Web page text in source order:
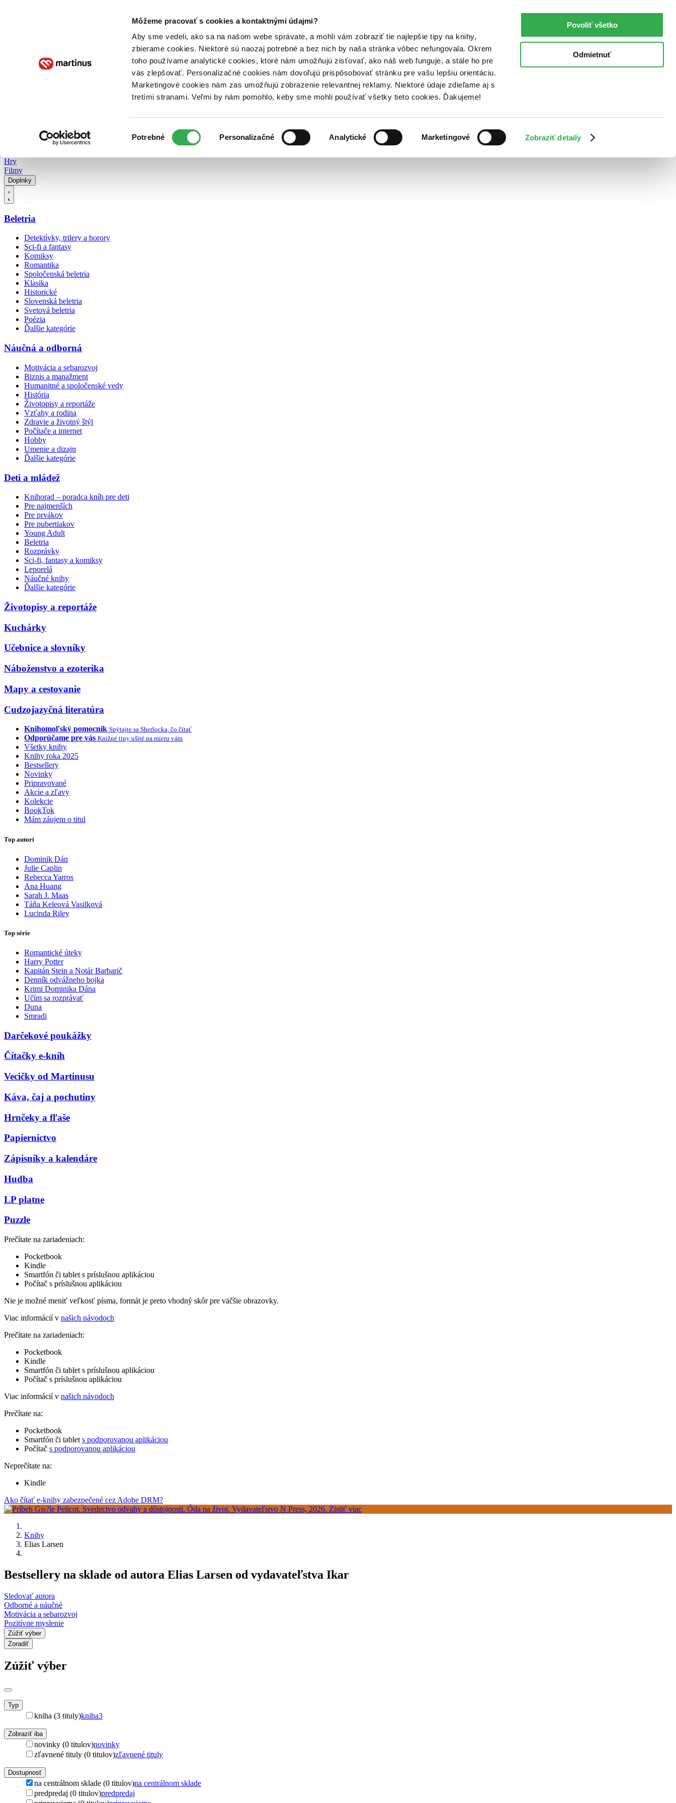
Môžeme pracovať s cookies a kontaktnými údajmi?
Aby sme vedeli, ako sa na našom webe správate, a mohli vám zobraziť tie najlepšie tipy na knihy,
zbierame cookies. Niektoré sú naozaj potrebné a bez nich by naša stránka vôbec nefungovala. Okrem
toho používame analytické cookies, ktoré nám umožňujú zisťovať, ako náš web funguje, a stále ho pre
vás zlepšovať. Personalizačné cookies nám dovoľujú prispôsobovať stránku pre vašu lepšiu orientáciu.
Marketingové cookies nám zas umožňujú zobrazenie relevantnej reklamy. Niektoré údaje zdieľame aj s
tretími stranami. Veľmi by nám pomohlo, keby sme mohli používať všetky tieto cookies. Ďakujeme!
súhlasu
Potrebné Personalizačné Analytické Marketingové Zobraziť detaily
Povoliť všetko
Odmietnuť
Poukážky Kontakt
Hry
Filmy
Doplnky
Beletria
Detektívky, trilery a horory
Sci-fi a fantasy
Komiksy
Romantika
Spoločenská beletria
Klasika
Historické
Slovenská beletria
Svetová beletria
Poézia
Ďalšie kategórie
Náučná a odborná
Motivácia a sebarozvoj
Biznis a manažment
Humanitné a spoločenské vedy
História
Životopisy a reportáže
Vzťahy a rodina
Zdravie a životný štýl
Počítače a internet
Hobby
Umenie a dizajn
Ďalšie kategórie
Deti a mládež
Knihorad – poradca kníh pre deti
Pre najmenších
Pre prvákov
Pre pubertiakov
Young Adult
Beletria
Rozprávky
Sci-fi, fantasy a komiksy
Leporelá
Náučné knihy
Ďalšie kategórie
Životopisy a reportáže
Kuchárky
Učebnice a slovníky
Náboženstvo a ezoterika
Mapy a cestovanie
Cudzojazyčná literatúra
Knihomoľský pomocník Spýtajte sa Sherlocka, čo čítať
Odporúčame pre vás Knižné tipy ušité na mieru vám
Všetky knihy
Knihy roka 2025
Bestsellery
Novinky
Pripravované
Akcie a zľavy
Kolekcie
BookTok
Mám záujem o titul
Top autori
Dominik Dán
Julie Caplin
Rebecca Yarros
Ana Huang
Sarah J. Maas
Táňa Keleová Vasilková
Lucinda Riley
Top série
Romantické úteky
Harry Potter
Kapitán Stein a Notár Barbarič
Denník odvážneho bojka
Krimi Dominika Dána
Učím sa rozprávať
Duna
Smradi
Darčekové poukážky
Čítačky e-kníh
Vecičky od Martinusu
Káva, čaj a pochutiny
Hrnčeky a fľaše
Papiernictvo
Zápisníky a kalendáre
Hudba
LP platne
Puzzle
Prečítate na zariadeniach:
Pocketbook
Kindle
Smartfón či tablet s príslušnou aplikáciou
Počítač s príslušnou aplikáciou
Nie je možné meniť veľkosť písma, formát je preto vhodný skôr pre väčšie obrazovky.
Viac informácií v našich návodoch
Prečítate na zariadeniach:
Pocketbook
Kindle
Smartfón či tablet s príslušnou aplikáciou
Počítač s príslušnou aplikáciou
Viac informácií v našich návodoch
Prečítate na:
Pocketbook
Smartfón či tablet s podporovanou aplikáciou
Počítač s podporovanou aplikáciou
Neprečítate na:
Kindle
Ako čítať e-knihy zabezpečené cez Adobe DRM?
Knihy
Elias Larsen
Bestsellery na sklade od autora Elias Larsen od vydavateľstva Ikar
Sledovať autora
Odborné a náučné
Motivácia a sebarozvoj
Pozitívne myslenie
Zúžiť výber
Zoradiť
Zúžiť výber
Typ
kniha (3 tituly)kniha3
Zobraziť iba
novinky (0 titulov)novinky
zľavnené tituly (0 titulov)zľavnené tituly
Dostupnosť
na centrálnom sklade (0 titulov)na centrálnom sklade
predpredaj (0 titulov)predpredaj